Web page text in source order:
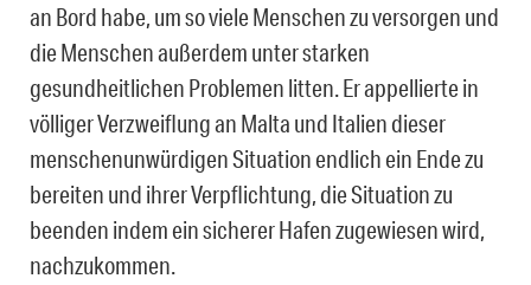
an Bord habe, um so viele Menschen zu versorgen und
die Menschen außerdem unter starken
gesundheitlichen Problemen litten. Er appellierte in
völliger Verzweiflung an Malta und Italien dieser
menschenunwürdigen Situation endlich ein Ende zu
bereiten und ihrer Verpflichtung, die Situation zu
beenden indem ein sicherer Hafen zugewiesen wird,
nachzukommen.